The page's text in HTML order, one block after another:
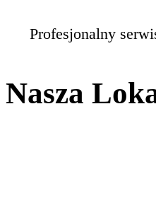
Profesjonalny
Nasza